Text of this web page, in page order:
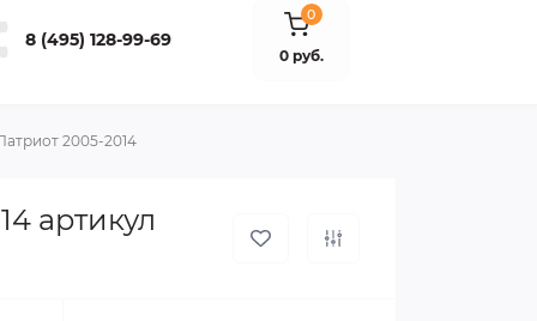
8 (495) 128-99-69
0
0 руб.
2005-2014
артикул